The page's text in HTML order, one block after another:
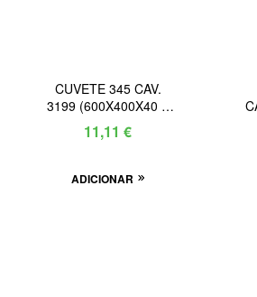
CUVETE 345 CAV.
3199 (600X400X40 –
25)
11,11 €
ADICIONAR